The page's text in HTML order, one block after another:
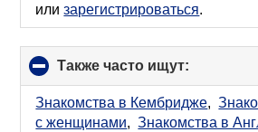
илизарегистрироваться.
Также часто ищут:
to
collapse
contents
Знакомства в Кембридже,
с женщинами,Знакомства в